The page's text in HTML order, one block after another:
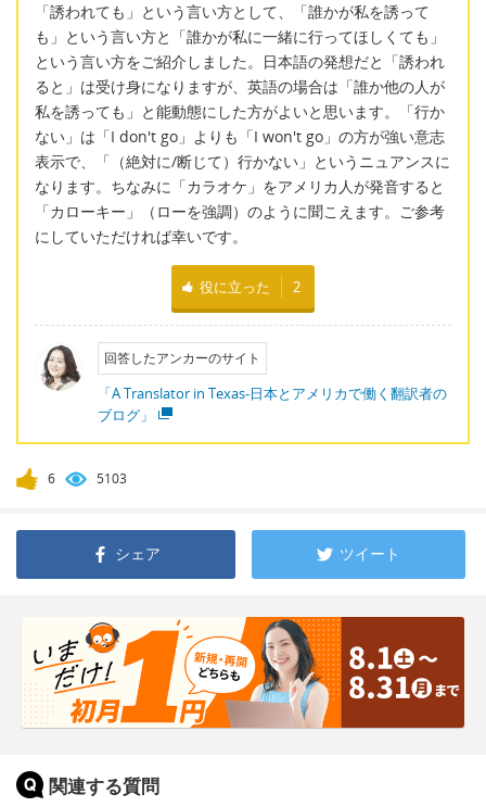
「誘われても」という言い方として、「誰かが私を誘って
も」という言い方と「誰かが私に一緒に行ってほしくても」
という言い方をご紹介しました。日本語の発想だと「誘われ
ると」は受け身になりますが、英語の場合は「誰か他の人が
私を誘っても」と能動態にした方がよいと思います。「行か
ない」は「I don't go」よりも「I won't go」の方が強い意志
表示で、「（絶対に/断じて）行かない」というニュアンスに
なります。ちなみに「カラオケ」をアメリカ人が発音すると
「カローキー」（ローを強調）のように聞こえます。ご参考
にしていただければ幸いです。
役に立った 2
回答したアンカーのサイト
「A Translator in Texas-日本とアメリカで働く翻訳者の
ブログ」
6 5103
シェア ツイート
関連する質問